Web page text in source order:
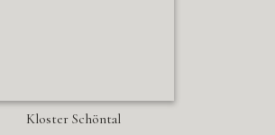
Kloster Schöntal